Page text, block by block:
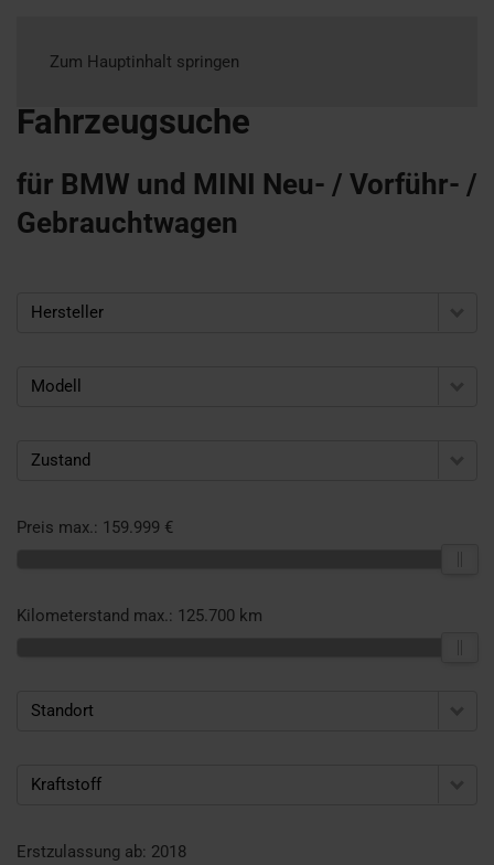
Zum Hauptinhalt springen
Fahrzeugsuche
für BMW und MINI Neu- / Vorführ- /
Gebrauchtwagen
Hersteller
Modell
Zustand
Preis max.: 159.999 €
Kilometerstand max.: 125.700 km
Standort
Kraftstoff
Erstzulassung ab: 2018